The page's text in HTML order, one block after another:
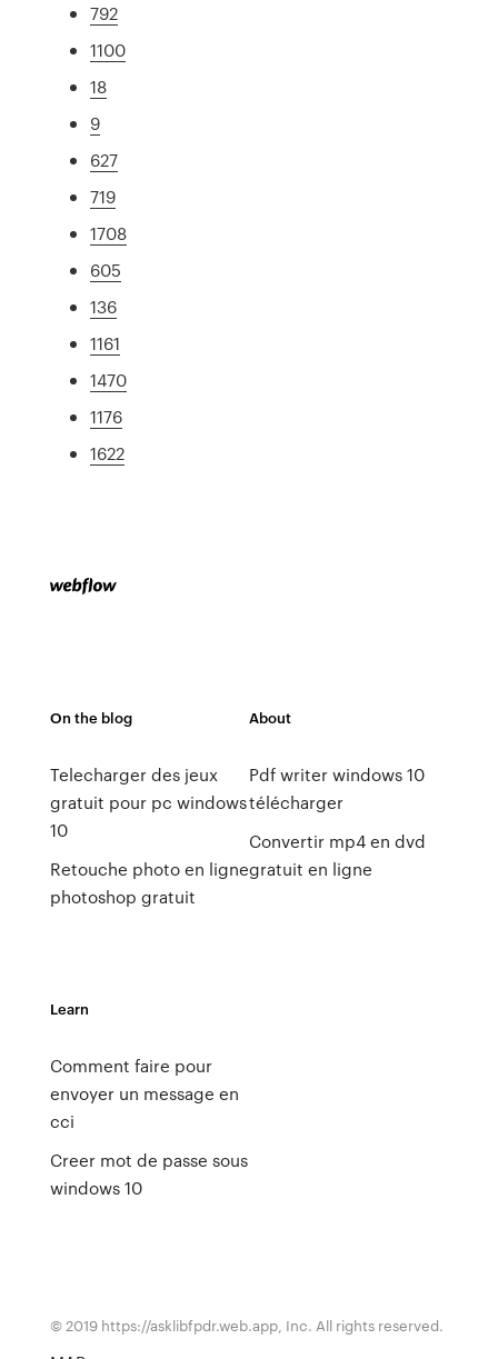
792
1100
18
9
627
719
1708
605
136
1161
1470
1176
1622
On the blog
Telecharger des jeux
gratuit pour pc windows
10
Retouche photo en ligne
photoshop gratuit
About
Pdf writer windows 10
télécharger
Convertir mp4 en dvd
gratuit en ligne
Learn
Comment faire pour
envoyer un message en
cci
Creer mot de passe sous
windows 10
© 2019 https://asklibfpdr.web.app, Inc. All rights reserved.